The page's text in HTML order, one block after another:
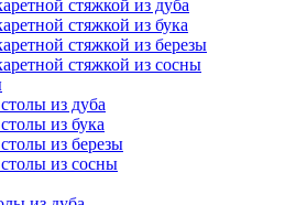
стяжкой из дуба
стяжкой из бука
стяжкой из березы
стяжкой из сосны
из дуба
из бука
из березы
из сосны